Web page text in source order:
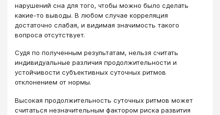
нарушений сна для того, чтобы можно было сделать
какие-то выводы. В любом случае корреляция
достаточно слабая, и видимая значимость такого
вопроса отсутствует.
Судя по полученным результатам, нельзя считать
индивидуальные различия продолжительности и
устойчивости субъективных суточных ритмов
отклонением от нормы.
Высокая продолжительность суточных ритмов может
считаться незначительным фактором риска развития